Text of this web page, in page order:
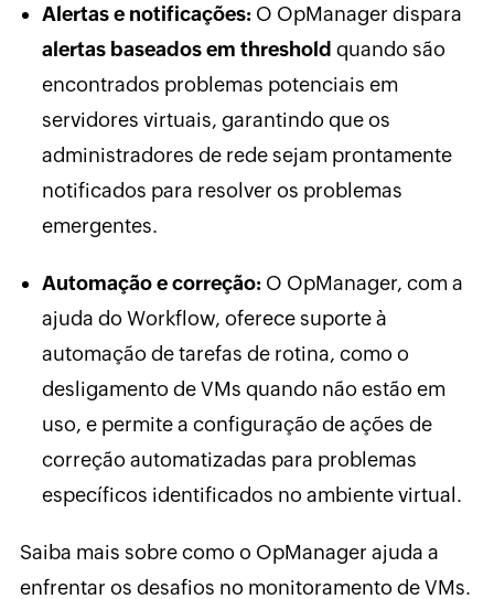
Alertas e notificações:O OpManager dispara
alertas baseados em threshold quando são
encontrados problemas potenciais em
servidores virtuais, garantindo que os
administradores de rede sejam prontamente
notificados para resolver os problemas
emergentes.
Automação e correção:O OpManager, com a
ajuda do Workflow, oferece suporte à
automação de tarefas de rotina, como o
desligamento de VMs quando não estão em
uso, e permite a configuração de ações de
correção automatizadas para problemas
específicos identificados no ambiente virtual.
Saiba mais sobre como o OpManager ajuda a
enfrentar os desafios no monitoramento de VMs.